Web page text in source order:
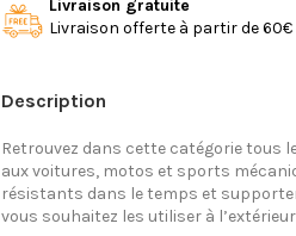
Livraison gratuite
Livraison offerte à partir de
Description
Retrouvez dans cette catégorie tous
aux voitures, motos et sports
résistants dans le temps et
vous souhaitez les utiliser à